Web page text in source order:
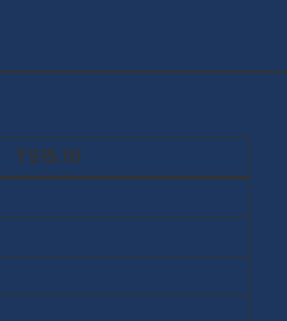
TS15.10